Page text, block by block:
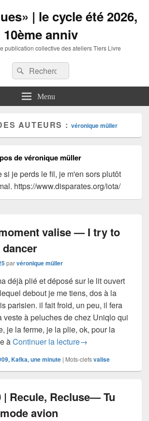
| le cycle été 2026,
10ème anniv
publication collective des ateliers Tiers Livre
Recherche :Recherche
Menu
AUTEURS : véronique müller
de véronique müller
si je perds le fil, je m'en sors plutôt
https://www.disparates.org/iota/
valise — I try to
parvéronique müller
déjà plié et déposé sur le lit ouvert
debout je me tiens, dos à la
parisien. il fait froid, un peu, il fera
veste à peluches de chez Uniqlo qui
je la ferme, je la plie, ok, pour la
àContinuer la lectureboost 09 | moment
→
Kafka, une minute | Mots-clefsvalise
| Recule, Recluse— Tu
avion